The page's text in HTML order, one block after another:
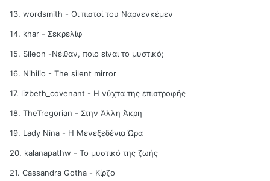
13. wordsmith - Οι πιστοί του Ναρνενκέμεν
14. khar - Σεκρελίφ
15. Sileon -Νέιθαν, ποιο είναι το μυστικό;
16. Nihilio - The silent mirror
17. lizbeth_cοvenant - Η νύχτα της επιστροφής
18. TheTregorian - Στην Άλλη Άκρη
19. Lady Nina - Η Μενεξεδένια Ώρα
20. kalanapathw - Το μυστικό της ζωής
21. Cassandra Gotha - Κίρζο